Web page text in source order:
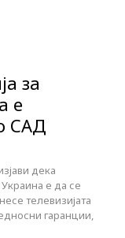
за
е
САД
дека
е да се
телевизијата
гаранции,